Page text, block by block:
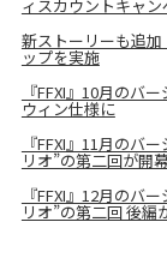
ィスカウントキャ
新ストーリーも追
ップを実施
『FFXI』10月のバ
ウィン仕様に
『FFXI』11月のバ
リオ”の第二回が開
『FFXI』12月のバ
リオ”の第二回 後編